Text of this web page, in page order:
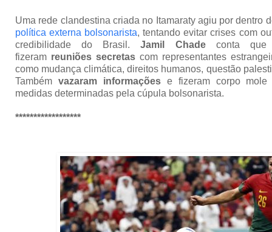
Uma rede clandestina criada no Itamaraty agiu por dentro
política externa bolsonarista, tentando evitar crises com
credibilidade do Brasil.Jamil Chadeconta que
fizeram reuniões secretas com representantes
como mudança climática, direitos humanos, questão
Também vazaram informaçõese fizeram corpo mole
medidas determinadas pela cúpula bolsonarista.
******************